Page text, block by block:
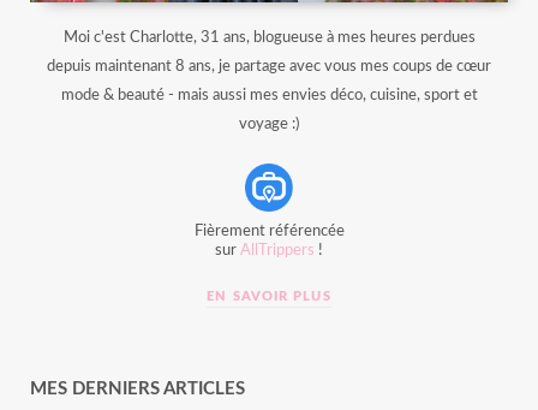
Moi c'est Charlotte, 31 ans, blogueuse à mes heures perdues
depuis maintenant 8 ans, je partage avec vous mes coups de cœur
mode & beauté - mais aussi mes envies déco, cuisine, sport et
voyage :)
Fièrement référencée
sur AllTrippers !
EN SAVOIR PLUS
MES DERNIERS ARTICLES